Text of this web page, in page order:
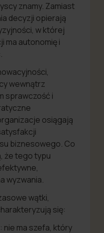
znamy. Zamiast
decyzji opierają
w której
ma autonomię i
wewnątrz
sprawczość i
osiągają
biznesowego. Co
że tego typu
wyzwania.
wątki,
się:
: nie ma szefa, który